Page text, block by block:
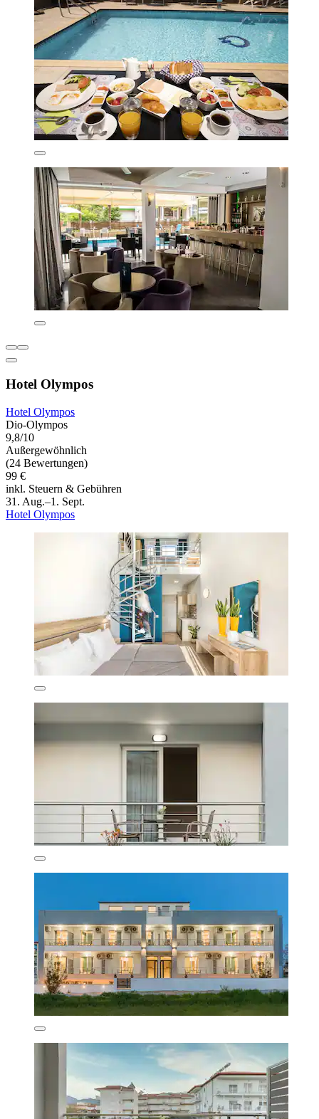
Hotel Olympos
Hotel Olympos
Dio-Olympos
9,8/10
Außergewöhnlich
(24 Bewertungen)
99 €
inkl. Steuern & Gebühren
31. Aug.–1. Sept.
Hotel Olympos